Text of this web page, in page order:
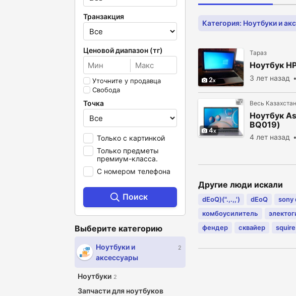
Транзакция
Ценовой диапазон (тг)
Уточните у продавца
Свобода
Точка
Только с картинкой
Только предметы
премиум-класса.
С номером телефона
Поиск
Выберите категорию
Ноутбуки и
аксессуары
2
Ноутбуки 2
Запчасти для ноутбуков
Категория: Ноутбуки и
2
Тараз
Ноутбук
3 лет назад
4
Весь Казахстан
Ноутбук
BQ019)
4 лет назад
Другие люди искали
dEoQ)(".,.,,') dEoQ sony
комбоусилитель
фендер
сквайер squire